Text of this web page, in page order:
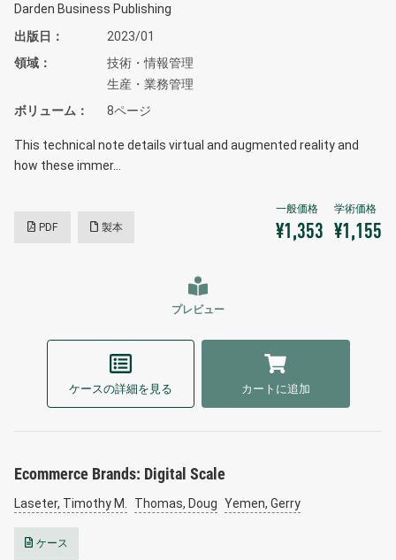
Darden Business Publishing
出版日
2023/01
領域
技術・情報管理
生産・業務管理
ボリューム
8ページ
This technical note details virtual and augmented reality and
how these immer…
PDF 製本 ¥1,353 ¥1,155
プレビュー
ケースの詳細を見る カートに追加
Ecommerce Brands: Digital Scale
Laseter, Timothy M. Thomas, Doug Yemen, Gerry
ケース